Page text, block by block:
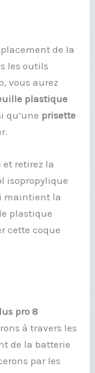
de la
les outils
vous aurez
plastique
qu’une prisette
et retirez la
isopropylique
maintient la
plastique
cette coque
pro 8
à travers les
de la batterie
par les